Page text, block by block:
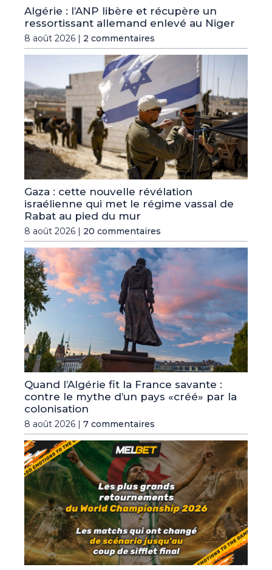
Algérie : l’ANP libère et récupère un
ressortissant allemand enlevé au Niger
8 août 2026 | 2 commentaires
Gaza : cette nouvelle révélation
israélienne qui met le régime vassal de
Rabat au pied du mur
8 août 2026 | 20 commentaires
Quand l’Algérie fit la France savante :
contre le mythe d’un pays «créé» par la
colonisation
8 août 2026 | 7 commentaires